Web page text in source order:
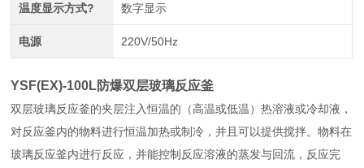
温度显示方式? 数字显示
电源 220V/50Hz
YSF(EX)-100L防爆双层玻璃反应釜
双层玻璃反应釜的夹层注入恒温的（高温或低温）热溶液或冷却液，
对反应釜内的物料进行恒温加热或制冷，并且可以提供搅拌。物料在
玻璃反应釜内进行反应，并能控制反应溶液的蒸发与回流，反应完